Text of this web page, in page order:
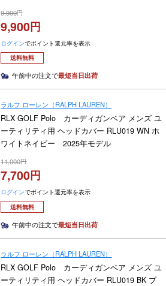
9,900
9,900
ログインでポイント還元率を表示
送料無料
午前中の注文で最短当日出荷
ラルフ ローレン（RALPH LAUREN）
RLX GOLF Polo カーディガンベア メンズ ユ
ーティリティ用 ヘッドカバー RLU019 WN ホ
ワイトネイビー 2025年モデル
11,000
7,700
ログインでポイント還元率を表示
送料無料
午前中の注文で最短当日出荷
ラルフ ローレン（RALPH LAUREN）
RLX GOLF Polo カーディガンベア メンズ ユ
ーティリティ用 ヘッドカバー RLU019 BK ブ